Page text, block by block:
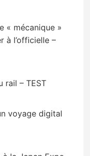
« mécanique »
à l’officielle –
rail – TEST
voyage digital